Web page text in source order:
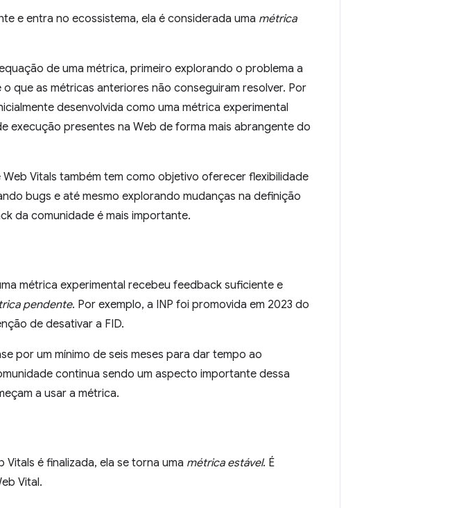
e entra no ecossistema, ela é considerada uma métrica
de uma métrica, primeiro explorando o problema a
que as métricas anteriores não conseguiram resolver. Por
desenvolvida como uma métrica experimental
execução presentes na Web de forma mais abrangente do
Vitals também tem como objetivo oferecer flexibilidade
bugs e até mesmo explorando mudanças na definição
da comunidade é mais importante.
métrica experimental recebeu feedback suficiente e
pendente. Por exemplo, a INP foi promovida em 2023 do
de desativar a FID.
por um mínimo de seis meses para dar tempo ao
continua sendo um aspecto importante dessa
a usar a métrica.
é finalizada, ela se torna uma métrica estável. É
Vital.